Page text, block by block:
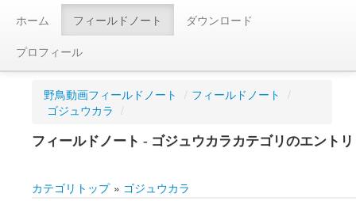
ホーム フィールドノート
ダウンロード
プロフィール
野鳥動画フィールドノート / フィールドノート /
ゴジュウカラ /
フィールドノート - ゴジュウカラカテゴリのエントリ
カテゴリトップ » ゴジュウカラ